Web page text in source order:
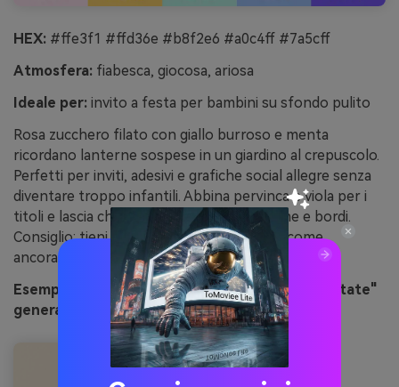
HEX: #ffe3f1 #ffd36e #b8f2e6 #a0c4ff #7a5cff
Atmosfera: fiabesca, giocosa, ariosa
Ideale per: invito a festa per bambini su sfondo pulito
Rosa zucchero filato con giallo burroso e menta
ricordano lanterne sospese in un giardino al crepuscolo.
Perfetti per inviti, adesivi e grafiche social allegre senza
diventare troppo infantili. Abbina pervinca e viola per i
titoli e lascia che i pastelli lavorino su forme e bordi.
Consiglio: tieni un elemento viola intenso come
ancoraggio, così il layout non risulterà sbiadito.
Esempio di immagine "pastelli delle lanterne fatate"
generata con media.io